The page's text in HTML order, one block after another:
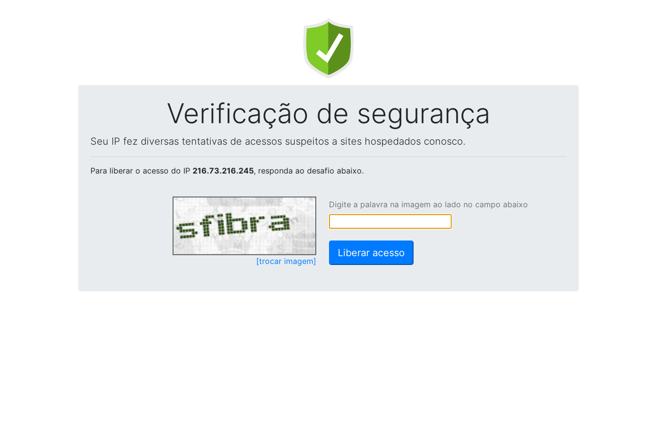
Verificação de segurança
Seu IP fez diversas tentativas de acessos suspeitos a sites hospedados conosco.
Para liberar o acesso do IP 216.73.216.245, responda ao desafio abaixo.
[trocar imagem]
Digite a palavra na imagem ao lado no campo abaixo